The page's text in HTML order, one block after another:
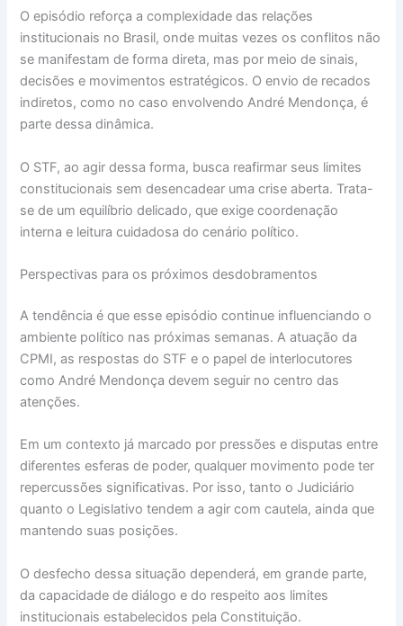
O episódio reforça a complexidade das relações
institucionais no Brasil, onde muitas vezes os conflitos não
se manifestam de forma direta, mas por meio de sinais,
decisões e movimentos estratégicos. O envio de recados
indiretos, como no caso envolvendo André Mendonça, é
parte dessa dinâmica.
O STF, ao agir dessa forma, busca reafirmar seus limites
constitucionais sem desencadear uma crise aberta. Trata-
se de um equilíbrio delicado, que exige coordenação
interna e leitura cuidadosa do cenário político.
Perspectivas para os próximos desdobramentos
A tendência é que esse episódio continue influenciando o
ambiente político nas próximas semanas. A atuação da
CPMI, as respostas do STF e o papel de interlocutores
como André Mendonça devem seguir no centro das
atenções.
Em um contexto já marcado por pressões e disputas entre
diferentes esferas de poder, qualquer movimento pode ter
repercussões significativas. Por isso, tanto o Judiciário
quanto o Legislativo tendem a agir com cautela, ainda que
mantendo suas posições.
O desfecho dessa situação dependerá, em grande parte,
da capacidade de diálogo e do respeito aos limites
institucionais estabelecidos pela Constituição.